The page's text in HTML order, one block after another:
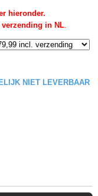
hieronder.
in NL.
NIET LEVERBAAR